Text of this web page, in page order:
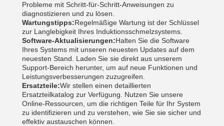
Probleme mit Schritt-für-Schritt-Anweisungen zu
diagnostizieren und zu lösen.
Wartungstipps:Regelmäßige Wartung ist der Schlüssel
zur Langlebigkeit Ihres Induktionsschmelzsystems.
Software-Aktualisierungen:Halten Sie die Software
Ihres Systems mit unseren neuesten Updates auf dem
neuesten Stand. Laden Sie sie direkt aus unserem
Support-Bereich herunter, um auf neue Funktionen und
Leistungsverbesserungen zuzugreifen.
Ersatzteile:Wir stellen einen detaillierten
Ersatzteilkatalog zur Verfügung. Nutzen Sie unsere
Online-Ressourcen, um die richtigen Teile für Ihr System
zu identifizieren und zu verstehen, wie Sie sie sicher und
effektiv austauschen können.